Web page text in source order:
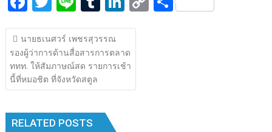
o
o
k
r dI
ac
e
b
o
o
k
w
itt
er
n
e
u
m
bl
n
e
n
แนะแนว
เรื่อง
นายธเนศวร์ เพชรสุวรรณ
รองผู้ว่าการด้านสื่อสารการตลาด
ททท. ให้สัมภาษณ์สด รายการเช้า
นี้ที่หมอชิต ที่จังหวัดสตูล
RELATED POSTS